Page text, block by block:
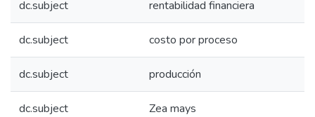
dc.subject rentabilidad financiera
dc.subject costo por proceso
dc.subject producción
dc.subject Zea mays